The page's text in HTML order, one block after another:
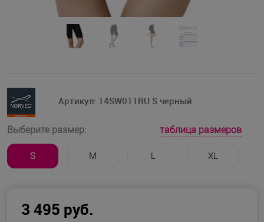
Артикул: 14SW011RU S черный
Выберите размер: таблица размеров
S M L XL
3 495 руб.